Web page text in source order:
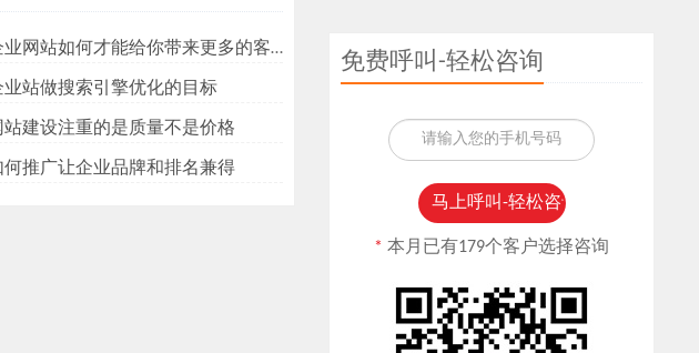
网站如何才能给你带来更多的客户？
业站做搜索引擎优化的目标
站建设注重的是质量不是价格
何推广让企业品牌和排名兼得
免费呼叫-轻松咨询
*本月已有179个客户选择咨询